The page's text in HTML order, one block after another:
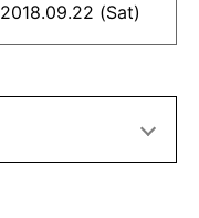
2018.09.22 (Sat)